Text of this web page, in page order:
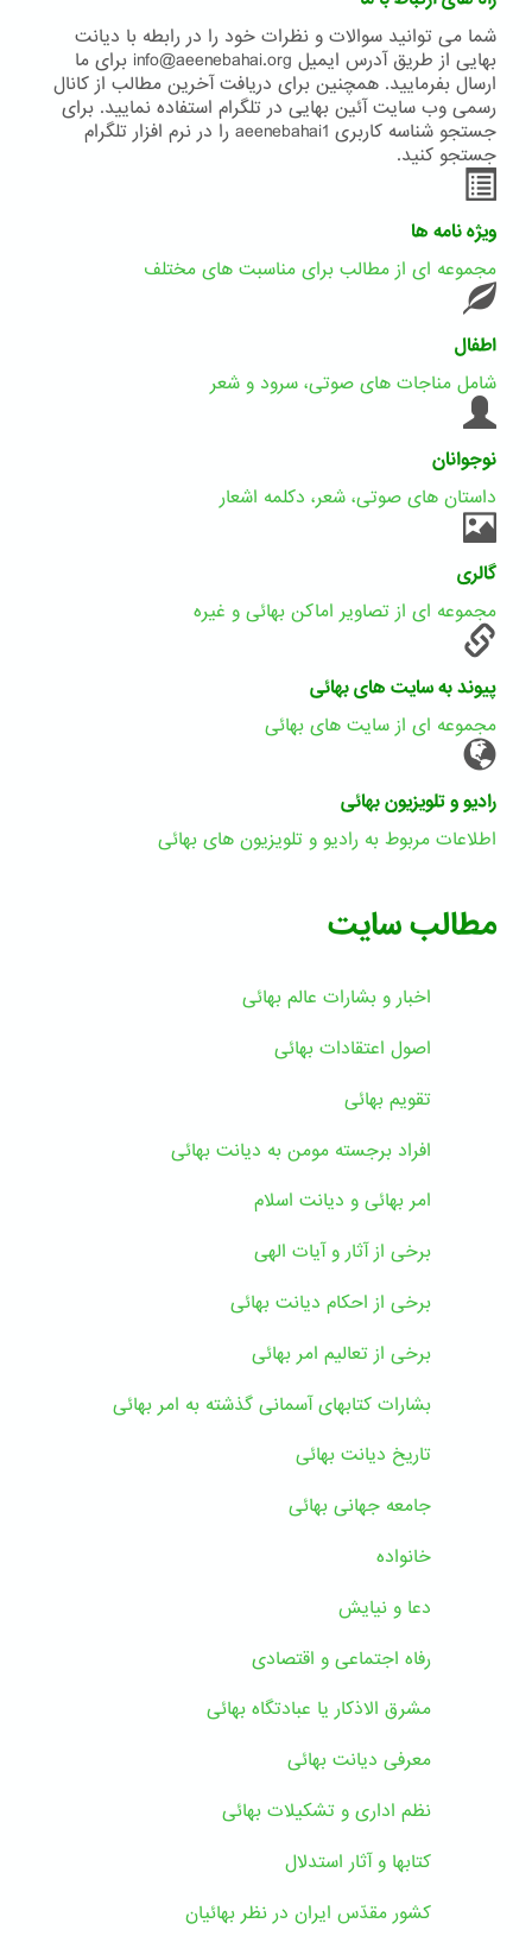
شما می توانید سوالات و نظرات خود را در رابطه با دیانت
بهایی از طریق آدرس ایمیل info@aeenebahai.org برای ما
ارسال بفرمایید. همچنین برای دریافت آخرین مطالب از کانال
رسمی وب سایت آئین بهایی در تلگرام استفاده نمایید. برای
جستجو شناسه کاربری aeenebahai1 را در نرم افزار تلگرام
جستجو کنید.
ویژه نامه ها
مجموعه ای از مطالب برای مناسبت های مختلف
اطفال
شامل مناجات های صوتی، سرود و شعر
نوجوانان
داستان های صوتی، شعر، دکلمه اشعار
گالری
مجموعه ای از تصاویر اماکن بهائی و غیره
پیوند به سایت های بهائی
مجموعه ای از سایت های بهائی
رادیو و تلویزیون بهائی
اطلاعات مربوط به رادیو و تلویزیون های بهائی
مطالب سایت
اخبار و بشارات عالم بهائى
اصول اعتقادات بهائی
تقویم بهائی
افراد برجسته مومن به دیانت بهائی
امر بهائی و دیانت اسلام
برخی از آثار و آیات الهی
برخی از احکام دیانت بهائی
برخی از تعالیم امر بهائی
بشارات کتابهای آسمانی گذشته به امر بهائی
تاریخ دیانت بهائی
جامعه جهانی بهائی
خانواده
دعا و نیایش
رفاه اجتماعی و اقتصادی
مشرق الاذکار یا عبادتگاه بهائی
معرفی دیانت بهائی
نظم اداری و تشکیلات بهائی
کتابها و آثار استدلال
کشور مقدّس ایران در نظر بهائیان